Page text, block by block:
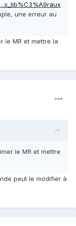
une erreur au
le MR et mettre la
le MR et mettre
peut le modifier à